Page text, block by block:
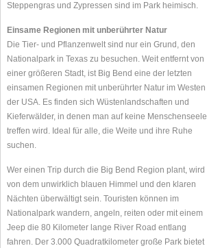
Steppengras und Zypressen sind im Park heimisch.
Einsame Regionen mit unberührter Natur
Die Tier- und Pflanzenwelt sind nur ein Grund, den
Nationalpark in Texas zu besuchen. Weit entfernt von
einer größeren Stadt, ist Big Bend eine der letzten
einsamen Regionen mit unberührter Natur im Westen
der USA. Es finden sich Wüstenlandschaften und
Kieferwälder, in denen man auf keine Menschenseele
treffen wird. Ideal für alle, die Weite und ihre Ruhe
suchen.
Wer einen Trip durch die Big Bend Region plant, wird
von dem unwirklich blauen Himmel und den klaren
Nächten überwältigt sein. Touristen können im
Nationalpark wandern, angeln, reiten oder mit einem
Jeep die 80 Kilometer lange River Road entlang
fahren. Der 3.000 Quadratkilometer große Park bietet